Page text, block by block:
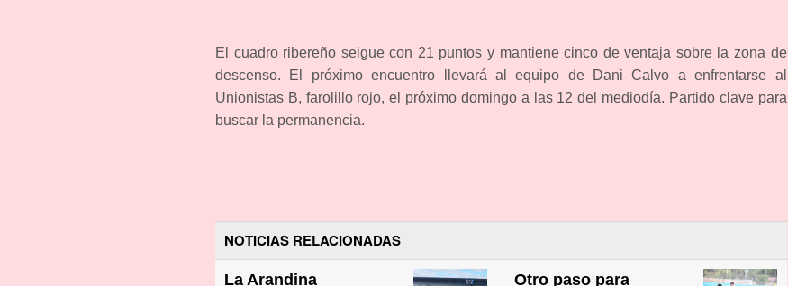
El cuadro ribereño seigue con 21 puntos y mantiene cinco de ventaja sobre la zona de
descenso. El próximo encuentro llevará al equipo de Dani Calvo a enfrentarse al
Unionistas B, farolillo rojo, el próximo domingo a las 12 del mediodía. Partido clave para
buscar la permanencia.
NOTICIAS RELACIONADAS
La Arandina
Otro paso para